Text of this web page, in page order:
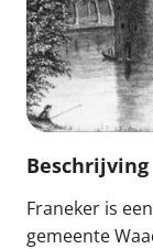
Beschrijving
Franeker is
gemeente